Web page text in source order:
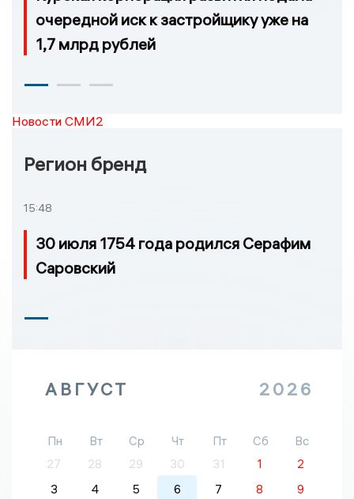
очередной иск к застройщику уже на
1,7 млрд рублей
Новости СМИ2
Регион бренд
15:48
30 июля 1754 года родился Серафим
Саровский
АВГУСТ 2026
Пн Вт Ср Чт Пт Сб
Вс
27
28 29 30 31 1
2
3
4 5 6 7 8
9